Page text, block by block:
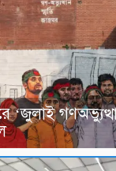
‘জুলাই